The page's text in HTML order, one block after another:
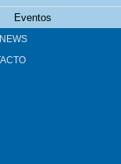
Eventos